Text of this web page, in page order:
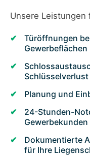
Unsere Leistungen
Türöffnungen
Gewerbeflächen
Schlüsselverlust
Planung und
24-Stunden-
Gewerbekunden
Dokumentierte
für Ihre